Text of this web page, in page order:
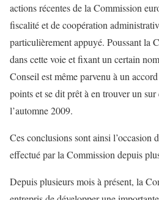
actions récentes de la Commission
fiscalité et de coopération
particulièrement appuyé. Poussant la
dans cette voie et fixant un certain
Conseil est même parvenu à un
points et se dit prêt à en trouver un sur
l’automne 2009.
Ces conclusions sont ainsi l’occasion
effectué par la Commission depuis
Depuis plusieurs mois à présent, la